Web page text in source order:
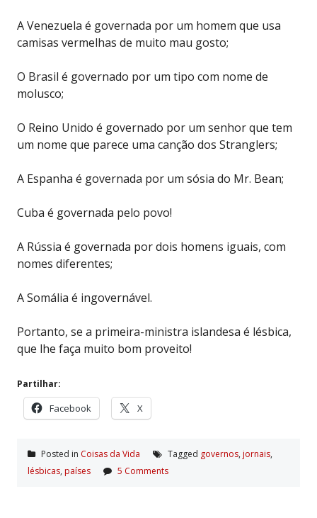
A Venezuela é governada por um homem que usa
camisas vermelhas de muito mau gosto;
O Brasil é governado por um tipo com nome de
molusco;
O Reino Unido é governado por um senhor que tem
um nome que parece uma canção dos Stranglers;
A Espanha é governada por um sósia do Mr. Bean;
Cuba é governada pelo povo!
A Rússia é governada por dois homens iguais, com
nomes diferentes;
A Somália é ingovernável.
Portanto, se a primeira-ministra islandesa é lésbica,
que lhe faça muito bom proveito!
Partilhar:
Facebook X
Posted in Coisas da Vida Tagged governos, jornais,
lésbicas, paí­ses 5 Comments